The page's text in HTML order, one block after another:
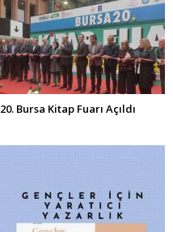
20. Bursa Kitap Fuarı Açıldı